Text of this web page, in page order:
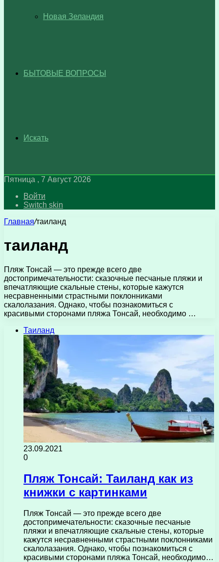
Новая Зеландия
БЫТОВЫЕ ВОПРОСЫ
Искать
Пятница , 7 Август 2026
Войти
Switch skin
Главная/таиланд
таиланд
Пляж Тонсай — это прежде всего две
достопримечательности: сказочные песчаные пляжи и
впечатляющие скальные стены, которые кажутся
несравненными страстными поклонниками
скалолазания. Однако, чтобы познакомиться с
красивыми сторонами пляжа Тонсай, необходимо …
Таиланд
23.09.2021
0
Пляж Тонсай: Таиланд как из
книжки с картинками
Пляж Тонсай — это прежде всего две
достопримечательности: сказочные песчаные
пляжи и впечатляющие скальные стены, которые
кажутся несравненными страстными поклонниками
скалолазания. Однако, чтобы познакомиться с
красивыми сторонами пляжа Тонсай, необходимо…